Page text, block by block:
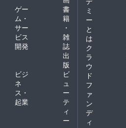
ゲー
ム・
サー
ビス
開発
書
籍
・
雑
誌
出
版
ビジ
ネ
ス・
起業
ビ
ュ
ー
テ
ィ
ー
ミ
ー
と
は
ク
ラ
ウ
ド
フ
ァ
ン
デ
ィ